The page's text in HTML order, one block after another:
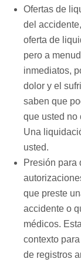
Ofertas de
del
oferta de
pero a
inmediatos,
dolor y el
saben que
que usted no
Una
usted.
Presión para
que preste
accidente o
médicos.
contexto
de registros